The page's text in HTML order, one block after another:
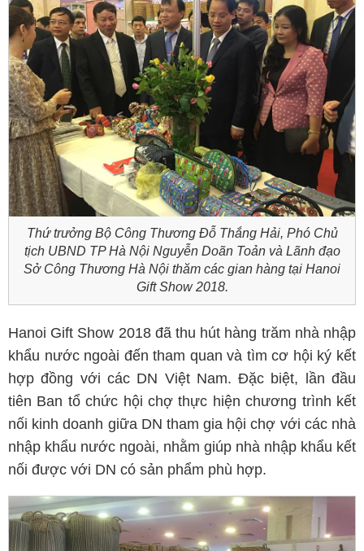
Thứ trưởng Bộ Công Thương Đỗ Thắng Hải, Phó Chủ
tịch UBND TP Hà Nội Nguyễn Doãn Toản và Lãnh đạo
Sở Công Thương Hà Nội thăm các gian hàng tại Hanoi
Gift Show 2018.
Hanoi Gift Show 2018 đã thu hút hàng trăm nhà nhập
khẩu nước ngoài đến tham quan và tìm cơ hội ký kết
hợp đồng với các DN Việt Nam. Đặc biệt, lần đầu
tiên Ban tổ chức hội chợ thực hiện chương trình kết
nối kinh doanh giữa DN tham gia hội chợ với các nhà
nhập khẩu nước ngoài, nhằm giúp nhà nhập khẩu kết
nối được với DN có sản phẩm phù hợp.